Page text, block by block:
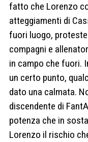
fatto che Lorenzo
atteggiamenti di
fuori luogo,
compagni e
in campo che fuori.
un certo punto,
dato una calmata.
discendente di
potenza che in
Lorenzo il rischio